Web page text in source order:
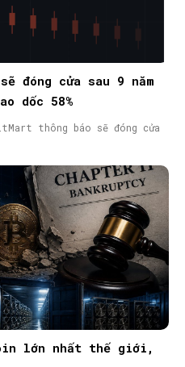
đóng cửa sau 9 năm
dốc 58%
thông báo sẽ đóng cửa
lớn nhất thế giới,